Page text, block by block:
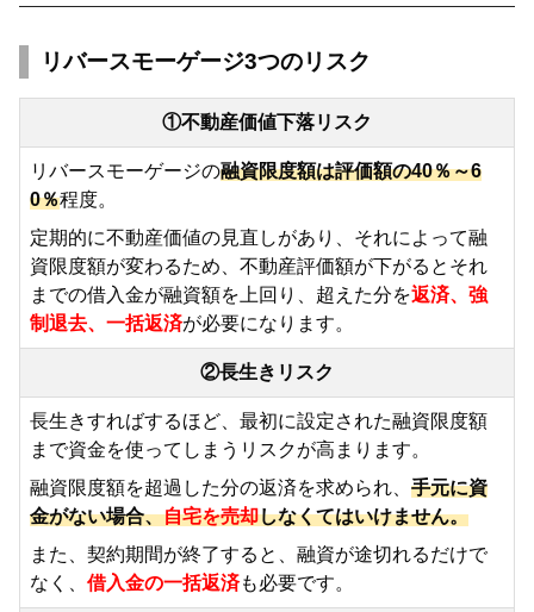
リバースモーゲージ3つのリスク
①不動産価値下落リスク
リバースモーゲージの融資限度額は評価額の40％～6
0％程度。
定期的に不動産価値の見直しがあり、それによって融
資限度額が変わるため、不動産評価額が下がるとそれ
までの借入金が融資額を上回り、超えた分を返済、強
制退去、一括返済が必要になります。
②長生きリスク
長生きすればするほど、最初に設定された融資限度額
まで資金を使ってしまうリスクが高まります。
融資限度額を超過した分の返済を求められ、 手元に資
金がない場合、自宅を売却しなくてはいけません。
また、契約期間が終了すると、融資が途切れるだけで
なく、 借入金の一括返済も必要です。